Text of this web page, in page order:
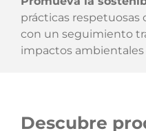
prácticas
con un seguimiento
impactos ambientales
Descubre